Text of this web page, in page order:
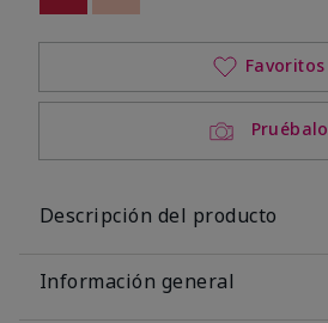
Pruébalo
Favoritos
Descripción del producto
Información general